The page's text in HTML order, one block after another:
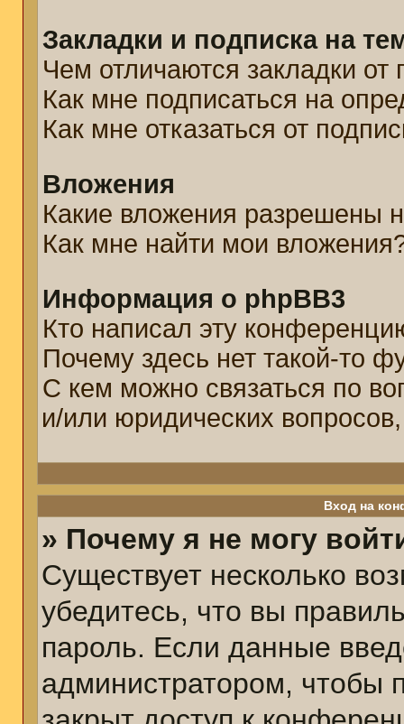
Закладки и подписка на
Чем отличаются закладки от
Как мне подписаться на
Как мне отказаться от
Вложения
Какие вложения разрешены
Как мне найти мои
Информация о phpBB3
Кто написал эту
Почему здесь нет такой-то
С кем можно связаться по
и/или юридических
Вход на
» Почему я не могу
Существует несколько
убедитесь, что вы
пароль. Если данные
администратором, чтобы